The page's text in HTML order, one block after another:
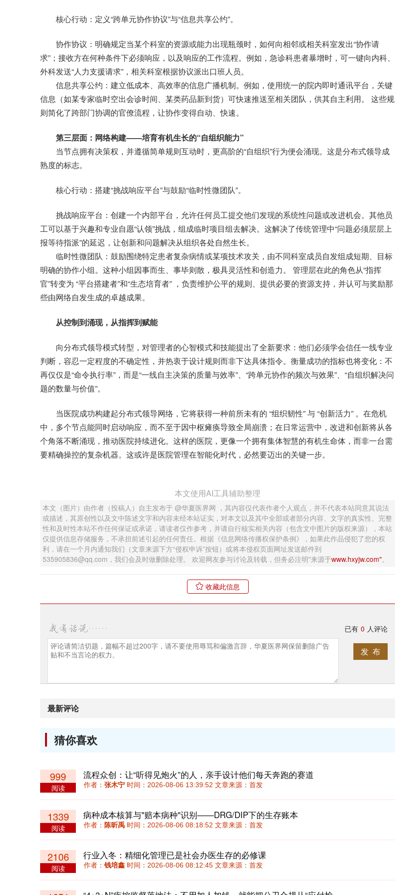
核心行动：定义“跨单元协作协议”与“信息共享公约”。
协作协议：明确规定当某个科室的资源或能力出现瓶颈时，如何向相邻或相关科室发出“协作请
求”；接收方在何种条件下必须响应，以及响应的工作流程。例如，急诊科患者暴增时，可一键向内科、
外科发送“人力支援请求”，相关科室根据协议派出口班人员。
信息共享公约：建立低成本、高效率的信息广播机制。例如，使用统一的院内即时通讯平台，关键
信息（如某专家临时空出会诊时间、某类药品新到货）可快速推送至相关团队，供其自主利用。 这些规
则简化了跨部门协调的官僚流程，让协作变得自动、快速。
第三层面：网络构建——培育有机生长的“自组织能力”
当节点拥有决策权，并遵循简单规则互动时，更高阶的“自组织”行为便会涌现。这是分布式领导成
熟度的标志。
核心行动：搭建“挑战响应平台”与鼓励“临时性微团队”。
挑战响应平台：创建一个内部平台，允许任何员工提交他们发现的系统性问题或改进机会。其他员
工可以基于兴趣和专业自愿“认领”挑战，组成临时项目组去解决。这解决了传统管理中“问题必须层层上
报等待指派”的延迟，让创新和问题解决从组织各处自然生长。
临时性微团队：鼓励围绕特定患者复杂病情或某项技术攻关，由不同科室成员自发组成短期、目标
明确的协作小组。这种小组因事而生、事毕则散，极具灵活性和创造力。 管理层在此的角色从“指挥
官”转变为 “平台搭建者”和“生态培育者” ，负责维护公平的规则、提供必要的资源支持，并认可与奖励那
些由网络自发生成的卓越成果。
从控制到涌现，从指挥到赋能
向分布式领导模式转型，对管理者的心智模式和技能提出了全新要求：他们必须学会信任一线专业
判断，容忍一定程度的不确定性，并热衷于设计规则而非下达具体指令。衡量成功的指标也将变化：不
再仅仅是“命令执行率”，而是“一线自主决策的质量与效率”、“跨单元协作的频次与效果”、“自组织解决问
题的数量与价值”。
当医院成功构建起分布式领导网络，它将获得一种前所未有的 “组织韧性” 与 “创新活力” 。在危机
中，多个节点能同时启动响应，而不至于因中枢瘫痪导致全局崩溃；在日常运营中，改进和创新将从各
个角落不断涌现，推动医院持续进化。这样的医院，更像一个拥有集体智慧的有机生命体，而非一台需
要精确操控的复杂机器。这或许是医院管理在智能化时代，必然要迈出的关键一步。
本文使用AI工具辅助整理
本文（图片）由作者（投稿人）自主发布于 @华夏医界网 ，其内容仅代表作者个人观点，并不代表本站同意其说法
或描述，其原创性以及文中陈述文字和内容未经本站证实，对本文以及其中全部或者部分内容、文字的真实性、完整
性和及时性本站不作任何保证或承诺，请读者仅作参考，并请自行核实相关内容（包含文中图片的版权来源），本站
仅提供信息存储服务，不承担前述引起的任何责任。根据《信息网络传播权保护条例》，如果此作品侵犯了您的权
利，请在一个月内通知我们（文章来源下方“侵权申诉”按钮）或将本侵权页面网址发送邮件到
535905836@qq.com，我们会及时做删除处理。 欢迎网友参与讨论及转载，但务必注明"来源于www.hxyjw.com"。
收藏此信息
已有 0 人评论
发 布
最新评论
猜你喜欢
999
阅读
流程众创：让“听得见炮火”的人，亲手设计他们每天奔跑的赛道
作者： 张木宁 时间：2026-08-06 13:39:52 文章来源：首发
1339
阅读
病种成本核算与"赔本病种"识别——DRG/DIP下的生存账本
作者： 陈昕禹 时间：2026-08-06 08:18:52 文章来源：首发
2106
阅读
行业入冬：精细化管理已是社会办医生存的必修课
作者： 钱培鑫 时间：2026-08-06 08:12:45 文章来源：首发